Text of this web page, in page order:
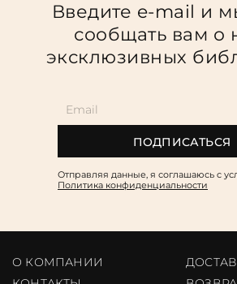
Введите e-mail и
сообщать вам о
эксклюзивных
ПОДПИСАТЬСЯ
Отправляя данные, я соглашаюсь c
Политика конфиденциальности
О КОМПАНИИ